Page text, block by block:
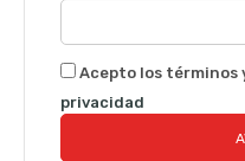
Acepto los términos
privacidad